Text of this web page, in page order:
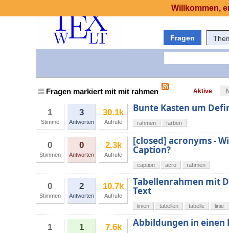
Fragen
Fragen markiert mit mit rahmen Aktive
1
Stimme
3
Antworten
30.1k
Aufrufe
Bunte Kasten um
rahmen farben
0
Stimmen
0
Antworten
2.3k
Aufrufe
[closed] acronyms -
Caption?
caption acro rahmen
0
Stimmen
2
Antworten
10.7k
Aufrufe
Tabellenrahmen mit
Text
linien tabellen tabelle linie
1 1 7.6k Abbildungen in einen
Willkommen,